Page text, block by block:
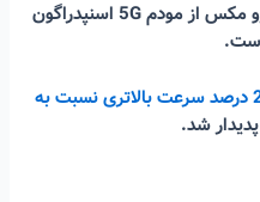
ظاهراً اپل در آیفون 15 پرو و 15 پرو مکس از مودم 5G اسنپدراگون
مودم 5G آیفون 15 پرو تا 24 درصد سرعت بالاتری نسبت به
پدیدار شد.